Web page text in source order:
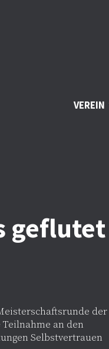
VEREIN
geflutet
der
an den
Selbstvertrauen